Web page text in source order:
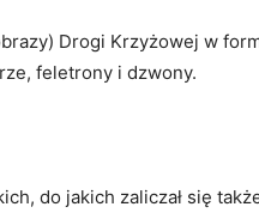
Drogi Krzyżowej w
feletrony i dzwony.
do jakich zaliczał się